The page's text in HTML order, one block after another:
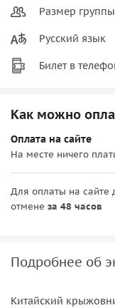
Размер
Русский язык
Билет в
Как можно
Оплата на сайте
На месте ничего
Для оплаты на сайте
отмене за 48 часов
Подробнее об
Китайский